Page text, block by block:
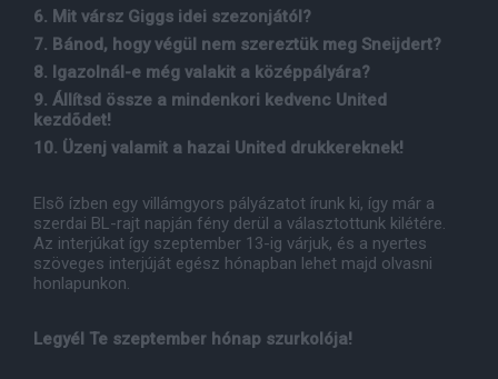
6. Mit vársz Giggs idei szezonjától?
7. Bánod, hogy végül nem szereztük meg Sneijdert?
8. Igazolnál-e még valakit a középpályára?
9. Állítsd össze a mindenkori kedvenc United
kezdõdet!
10. Üzenj valamit a hazai United drukkereknek!
Elsõ ízben egy villámgyors pályázatot írunk ki, így már a
szerdai BL-rajt napján fény derül a választottunk kilétére.
Az interjúkat így szeptember 13-ig várjuk, és a nyertes
szöveges interjúját egész hónapban lehet majd olvasni
honlapunkon.
Legyél Te szeptember hónap szurkolója!